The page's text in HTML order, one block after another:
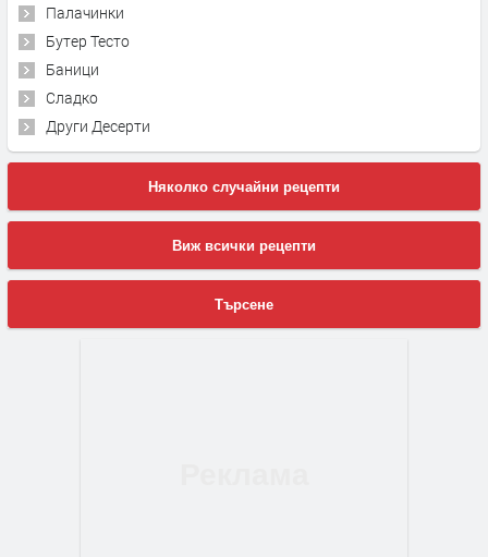
Палачинки
Бутер Тесто
Баници
Сладко
Други Десерти
Няколко случайни рецепти
Виж всички рецепти
Търсене